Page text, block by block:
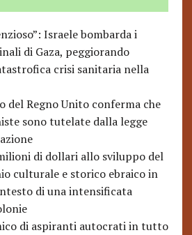
Israele bombarda i
di Gaza, peggiorando
crisi sanitaria nella
del Regno Unito conferma che
sono tutelate dalla legge
di dollari allo sviluppo del
culturale e storico ebraico in
di una intensificata
di aspiranti autocrati in tutto